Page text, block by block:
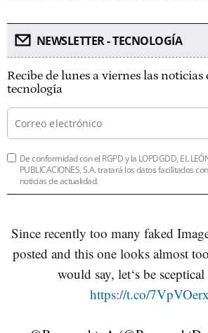
NEWSLETTER - TECNOLOGÍA
Recibe de lunes a viernes las noticias
tecnología
De conformidad con el RGPD y la LOPDGDD, EL
PUBLICACIONES, S.A. tratará los datos facilitados
noticias de actualidad.
Since recently too many faked
posted and this one looks almost
would say, let‘s be
https://t.co/